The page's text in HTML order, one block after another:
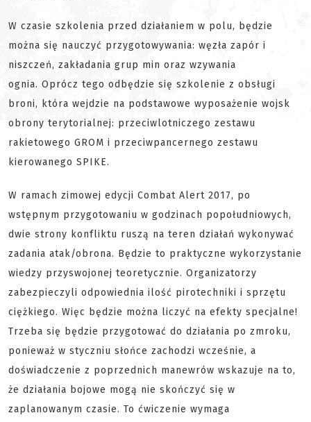
W czasie szkolenia przed działaniem w polu, będzie
można się nauczyć przygotowywania: węzła zapór i
niszczeń, zakładania grup min oraz wzywania
ognia. Oprócz tego odbędzie się szkolenie z obsługi
broni, która wejdzie na podstawowe wyposażenie wojsk
obrony terytorialnej: przeciwlotniczego zestawu
rakietowego GROM i przeciwpancernego zestawu
kierowanego SPIKE.
W ramach zimowej edycji Combat Alert 2017, po
wstępnym przygotowaniu w godzinach popołudniowych,
dwie strony konfliktu ruszą na teren działań wykonywać
zadania atak/obrona. Będzie to praktyczne wykorzystanie
wiedzy przyswojonej teoretycznie. Organizatorzy
zabezpieczyli odpowiednia ilość pirotechniki i sprzętu
ciężkiego. Więc będzie można liczyć na efekty specjalne!
Trzeba się będzie przygotować do działania po zmroku,
ponieważ w styczniu słońce zachodzi wcześnie, a
doświadczenie z poprzednich manewrów wskazuje na to,
że działania bojowe mogą nie skończyć się w
zaplanowanym czasie. To ćwiczenie wymaga